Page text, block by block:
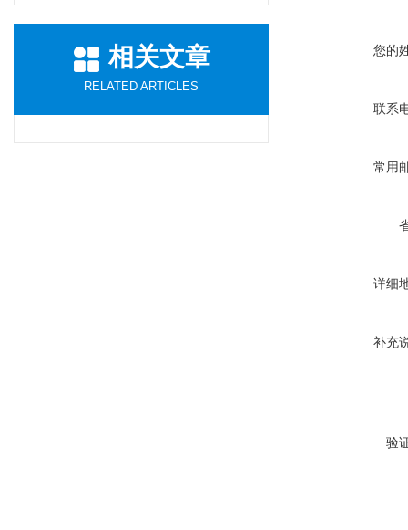
相关文章
RELATED ARTICLES
您的
联系
常用
详细
补充
验